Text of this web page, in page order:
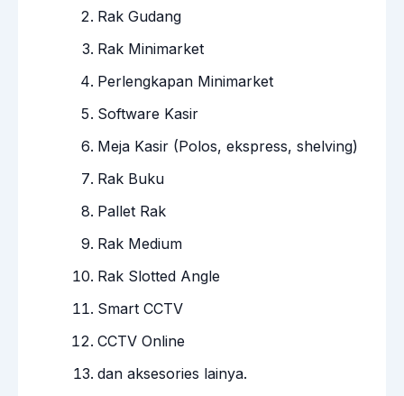
Rak Gudang
Rak Minimarket
Perlengkapan Minimarket
Software Kasir
Meja Kasir (Polos, ekspress, shelving)
Rak Buku
Pallet Rak
Rak Medium
Rak Slotted Angle
Smart CCTV
CCTV Online
dan aksesories lainya.